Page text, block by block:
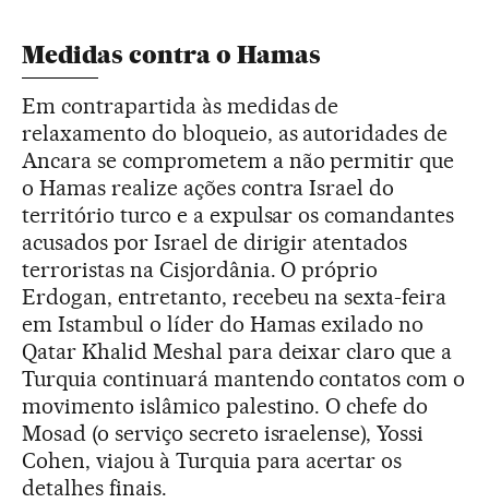
Medidas contra o Hamas
Em contrapartida às medidas de
relaxamento do bloqueio, as autoridades de
Ancara se comprometem a não permitir que
o Hamas realize ações contra Israel do
território turco e a expulsar os comandantes
acusados por Israel de dirigir atentados
terroristas na Cisjordânia. O próprio
Erdogan, entretanto, recebeu na sexta-feira
em Istambul o líder do Hamas exilado no
Qatar Khalid Meshal para deixar claro que a
Turquia continuará mantendo contatos com o
movimento islâmico palestino. O chefe do
Mosad (o serviço secreto israelense), Yossi
Cohen, viajou à Turquia para acertar os
detalhes finais.